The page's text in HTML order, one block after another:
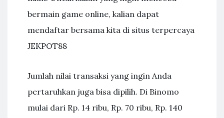
bermain game online, kalian dapat
mendaftar bersama kita di situs terpercaya
JEKPOT88
Jumlah nilai transaksi yang ingin Anda
pertaruhkan juga bisa dipilih. Di Binomo
mulai dari Rp. 14 ribu, Rp. 70 ribu, Rp. 140